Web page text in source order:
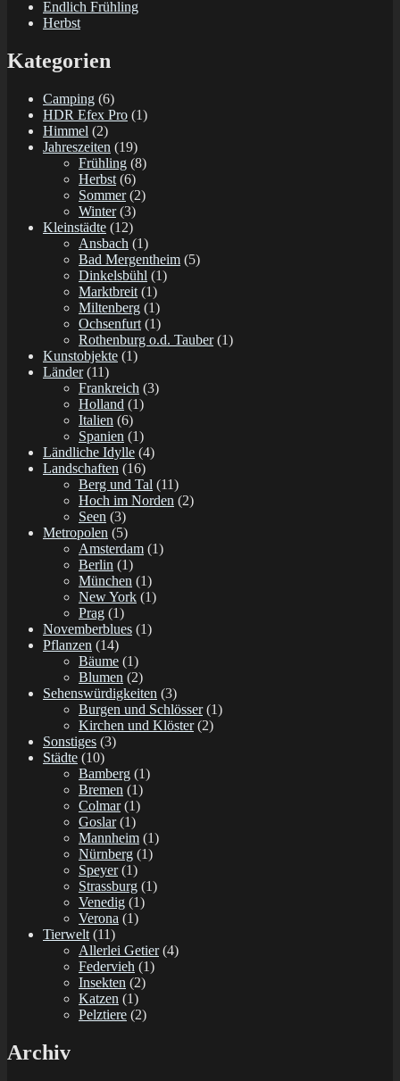
Endlich Frühling
Herbst
Kategorien
Camping (6)
HDR Efex Pro (1)
Himmel (2)
Jahreszeiten (19)
Frühling (8)
Herbst (6)
Sommer(2)
Winter(3)
Kleinstädte (12)
Ansbach (1)
Bad Mergentheim (5)
Dinkelsbühl (1)
Marktbreit (1)
Miltenberg (1)
Ochsenfurt (1)
Rothenburg o.d. Tauber(1)
Kunstobjekte (1)
Länder(11)
Frankreich (3)
Holland (1)
Italien (6)
Spanien (1)
Ländliche Idylle (4)
Landschaften (16)
Berg und Tal (11)
Hoch im Norden (2)
Seen (3)
Metropolen (5)
Amsterdam (1)
Berlin (1)
München (1)
New York (1)
Prag (1)
Novemberblues (1)
Pflanzen (14)
Bäume (1)
Blumen (2)
Sehenswürdigkeiten (3)
Burgen und Schlösser(1)
Kirchen und Klöster(2)
Sonstiges (3)
Städte (10)
Bamberg (1)
Bremen (1)
Colmar(1)
Goslar(1)
Mannheim (1)
Nürnberg (1)
Speyer(1)
Strassburg (1)
Venedig (1)
Verona (1)
Tierwelt (11)
Allerlei Getier(4)
Federvieh (1)
Insekten (2)
Katzen (1)
Pelztiere (2)
Archiv